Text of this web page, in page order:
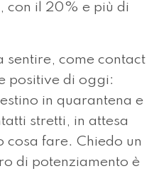
con il 20% e più di
sentire, come contact
positive di oggi:
in quarantena e
stretti, in attesa
cosa fare. Chiedo un
di potenziamento è